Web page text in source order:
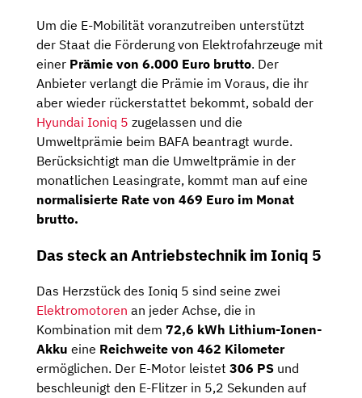
Um die E-Mobilität voranzutreiben unterstützt
der Staat die Förderung von Elektrofahrzeuge mit
einer Prämie von 6.000 Euro brutto. Der
Anbieter verlangt die Prämie im Voraus, die ihr
aber wieder rückerstattet bekommt, sobald der
Hyundai Ioniq 5 zugelassen und die
Umweltprämie beim BAFA beantragt wurde.
Berücksichtigt man die Umweltprämie in der
monatlichen Leasingrate, kommt man auf eine
normalisierte Rate von 469 Euro im Monat
brutto.
Das steck an Antriebstechnik im Ioniq 5
Das Herzstück des Ioniq 5 sind seine zwei
Elektromotoren an jeder Achse, die in
Kombination mit dem 72,6 kWh Lithium-Ionen-
Akku eine Reichweite von 462 Kilometer
ermöglichen. Der E-Motor leistet 306 PS und
beschleunigt den E-Flitzer in 5,2 Sekunden auf